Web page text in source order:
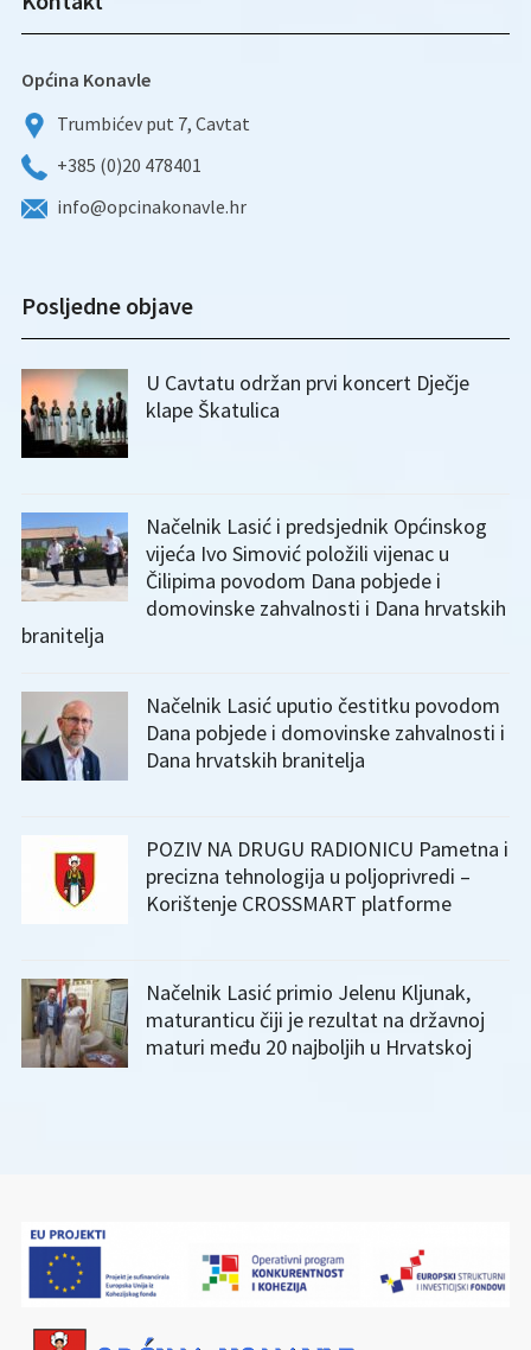
Općina Konavle
Trumbićev put 7, Cavtat
+385 (0)20 478401
info@opcinakonavle.hr
Posljedne objave
U Cavtatu održan prvi koncert Dječje
klape Škatulica
Načelnik Lasić i predsjednik Općinskog
vijeća Ivo Simović položili vijenac u
Čilipima povodom Dana pobjede i
domovinske zahvalnosti i Dana hrvatskih
branitelja
Načelnik Lasić uputio čestitku povodom
Dana pobjede i domovinske zahvalnosti i
Dana hrvatskih branitelja
POZIV NA DRUGU RADIONICU Pametna i
precizna tehnologija u poljoprivredi –
Korištenje CROSSMART platforme
Načelnik Lasić primio Jelenu Kljunak,
maturanticu čiji je rezultat na državnoj
maturi među 20 najboljih u Hrvatskoj